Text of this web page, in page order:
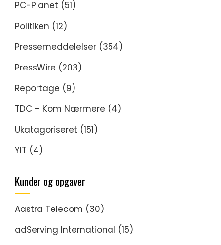
PC-Planet (51)
Politiken (12)
Pressemeddelelser (354)
PressWire (203)
Reportage (9)
TDC – Kom Nærmere (4)
Ukatagoriseret (151)
YIT (4)
Kunder og opgaver
Aastra Telecom (30)
adServing International (15)